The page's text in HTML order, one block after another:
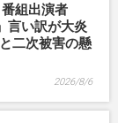
組出演者
言い訳が大炎
二次被害の懸
2026/8/6